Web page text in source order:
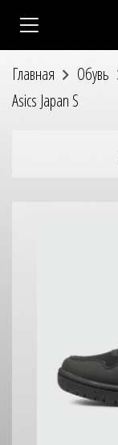
Главная Обувь
Asics Japan S